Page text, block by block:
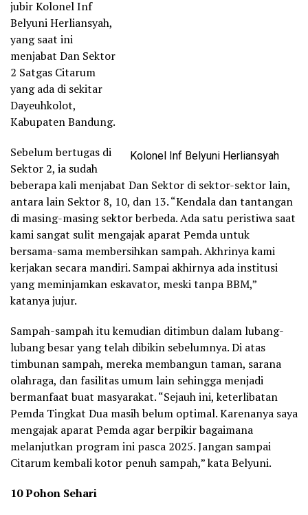
Kolonel Inf Belyuni Herliansyah
jubir Kolonel Inf
Belyuni Herliansyah,
yang saat ini
menjabat Dan Sektor
2 Satgas Citarum
yang ada di sekitar
Dayeuhkolot,
Kabupaten Bandung.
Sebelum bertugas di
Sektor 2, ia sudah
beberapa kali menjabat Dan Sektor di sektor-sektor lain,
antara lain Sektor 8, 10, dan 13. “Kendala dan tantangan
di masing-masing sektor berbeda. Ada satu peristiwa saat
kami sangat sulit mengajak aparat Pemda untuk
bersama-sama membersihkan sampah. Akhrinya kami
kerjakan secara mandiri. Sampai akhirnya ada institusi
yang meminjamkan eskavator, meski tanpa BBM,”
katanya jujur.
Sampah-sampah itu kemudian ditimbun dalam lubang-
lubang besar yang telah dibikin sebelumnya. Di atas
timbunan sampah, mereka membangun taman, sarana
olahraga, dan fasilitas umum lain sehingga menjadi
bermanfaat buat masyarakat. “Sejauh ini, keterlibatan
Pemda Tingkat Dua masih belum optimal. Karenanya saya
mengajak aparat Pemda agar berpikir bagaimana
melanjutkan program ini pasca 2025. Jangan sampai
Citarum kembali kotor penuh sampah,” kata Belyuni.
10 Pohon Sehari